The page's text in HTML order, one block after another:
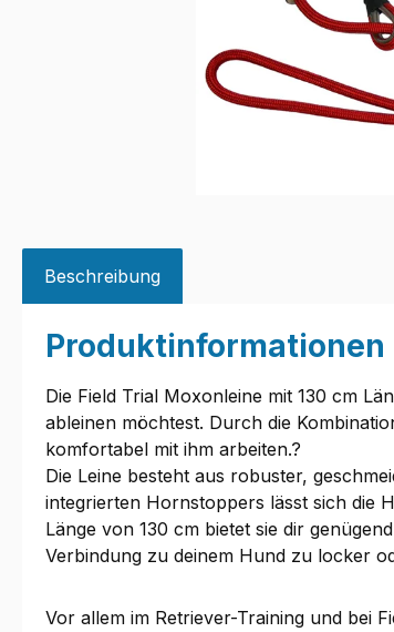
Beschreibung
Produktinformationen
Die Field Trial Moxonleine mit 130 cm
ableinen möchtest. Durch die
komfortabel mit ihm arbeiten.?
Die Leine besteht aus robuster,
integrierten Hornstoppers lässt sich die
Länge von 130 cm bietet sie dir
Verbindung zu deinem Hund zu locker
Vor allem im Retriever-Training und bei